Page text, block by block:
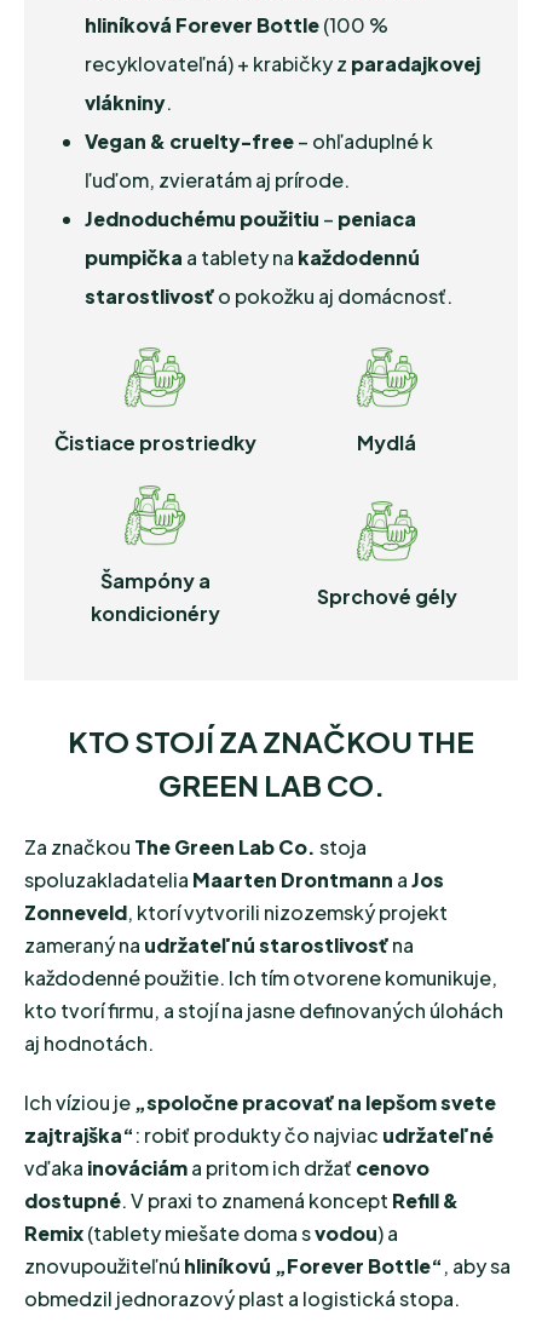
hliníková Forever Bottle(100 %
recyklovateľná) + krabičky z paradajkovej
vlákniny.
Vegan & cruelty-free– ohľaduplné k
ľuďom, zvieratám aj prírode.
Jednoduchému použitiu – peniaca
pumpička a tablety na každodennú
starostlivosťo pokožku aj domácnosť.
Čistiace prostriedky Mydlá
Šampóny a
kondicionéry
Sprchové gély
KTO STOJÍ ZA ZNAČKOU THE
GREEN LAB CO.
Za značkou The Green Lab Co. stoja
spoluzakladatelia Maarten Drontmann aJos
Zonneveld, ktorí vytvorili nizozemský projekt
zameraný na udržateľnú starostlivosťna
každodenné použitie. Ich tím otvorene komunikuje,
kto tvorí firmu, a stojí na jasne definovaných úlohách
aj hodnotách.
Ich víziou je „spoločne pracovať na lepšom svete
zajtrajška“: robiť produkty čo najviac udržateľné
vďaka inováciáma pritom ich držaťcenovo
dostupné. V praxi to znamená koncept Refill &
Remix(tablety miešate doma svodou) a
znovupoužiteľnú hliníkovú „Forever Bottle“, aby sa
obmedzil jednorazový plast a logistická stopa.